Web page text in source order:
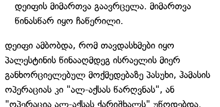
დეიფის მიმართვა გაავრცელა. მიმართვა
წინასწარ იყო ჩაწერილი.
დეიფი ამბობდა, რომ თავდასხმები იყო
პალესტინის წინააღმდეგ ისრაელის მიერ
განხორციელებულ მოქმედებაზე პასუხი, ჰამასის
ოპერაციას კი "ალ-აქსას წარღვნას", ან
"ოპერაცია ალ-აქსას ქარიშხალს" უწოდებდა.